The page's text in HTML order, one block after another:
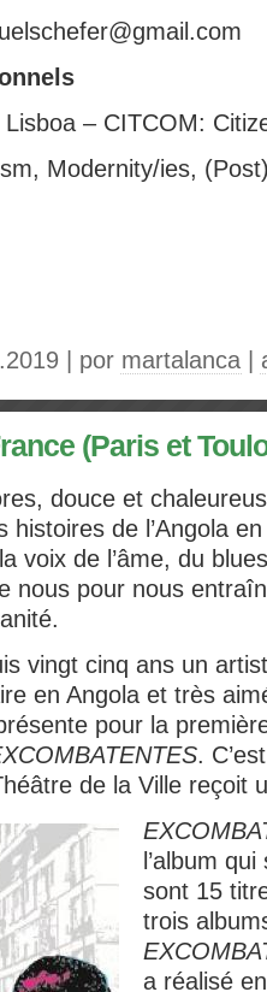
Lisboa – CITCOM:
Modernity/ies,
| por martalanca
(Paris et
douce et
histoires de l’Angola
voix de l’âme, du
nous pour nous
vingt cinq ans un
en Angola et très
pour la
.
de la Ville reçoit
l’album
sont 15
trois
a réalisé